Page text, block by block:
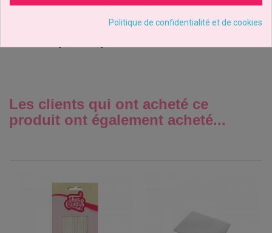
Les clients qui ont acheté ce
produit ont également acheté...
Politique de confidentialité et de cookies